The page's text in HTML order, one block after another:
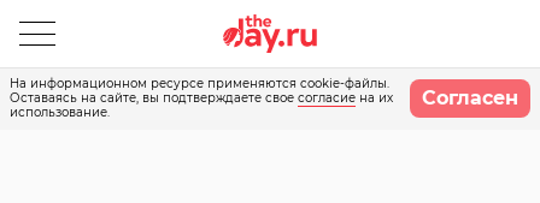
На информационном ресурсе применяются cookie-файлы.
Оставаясь на сайте, вы подтверждаете свое согласие на их
использование.
Согласен